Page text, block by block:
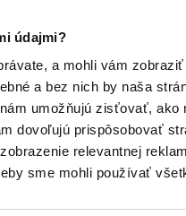
údajmi?
a mohli vám
a bez nich by naša
umožňujú zisťovať, ako
dovoľujú prispôsobovať
relevantnej
sme mohli používať